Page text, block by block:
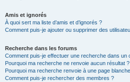
Amis et ignorés
À quoi sert ma liste d’amis et d’ignorés ?
Comment puis-je ajouter ou supprimer des
Recherche dans les forums
Comment puis-je effectuer une recherche dans un
Pourquoi ma recherche ne renvoie aucun résultat ?
Pourquoi ma recherche renvoie à une page
Comment puis-je rechercher des membres ?